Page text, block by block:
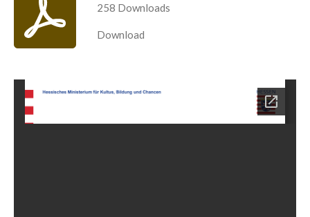
258 Downloads
Download